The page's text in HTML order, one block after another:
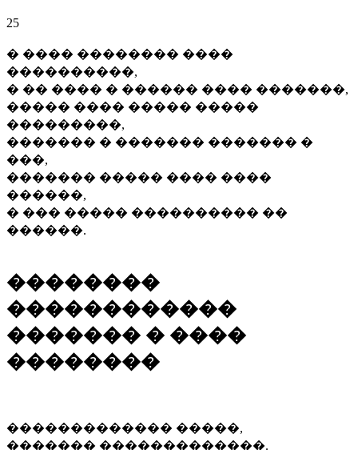
25
� ���� �������� ����
����������,
� �� ���� � ������ ���� �������,
����� ���� ����� �����
���������,
������� � ������� ������� �
���,
������� ����� ���� ����
������,
� ��� ����� ���������� ��
������.
��������
������������
������� � ����
��������
������������� �����,
������� �������������.